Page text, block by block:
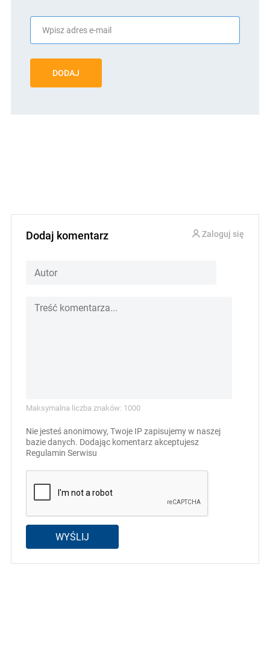
DODAJ
Dodaj komentarz Zaloguj się
Maksymalna liczba znaków: 1000
Nie jesteś anonimowy, Twoje IP zapisujemy w naszej
bazie danych. Dodając komentarz akceptujesz
Regulamin Serwisu
WYŚLIJ